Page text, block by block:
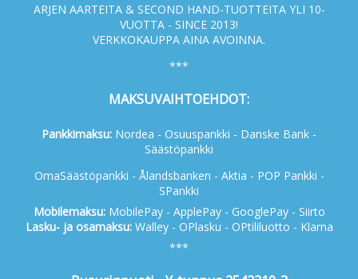
ARJEN AARTEITA & SECOND HAND-TUOTTEITA YLI 10-
VUOTTA - SINCE 2013!
VERKKOKAUPPA AINA AVOINNA.
***
MAKSUVAIHTOEHDOT:
Pankkimaksu: Nordea - Osuuspankki - Danske Bank -
Säästöpankki
OmaSäästöpankki - Ålandsbanken - Aktia - POP Pankki -
SPankki
Mobilemaksu:MobilePay - ApplePay - GooglePay - Siirto
Lasku- ja osamaksu:Walley - OPlasku - OPtililuotto - Klarna
***